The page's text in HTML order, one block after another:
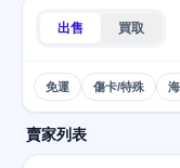
出售 買取
免運 傷卡/特殊
賣家列表